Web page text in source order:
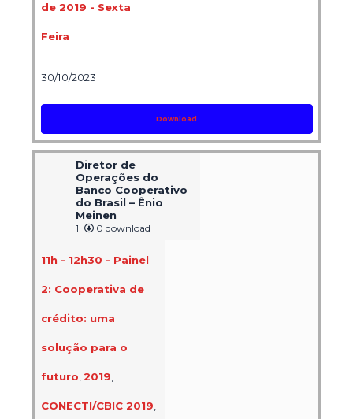
de 2019 - Sexta
Feira
30/10/2023
Download
Diretor de
Operações do
Banco Cooperativo
do Brasil – Ênio
Meinen
1 0 download
11h - 12h30 - Painel
2: Cooperativa de
crédito: uma
solução para o
futuro 2019
CONECTI/CBIC 2019